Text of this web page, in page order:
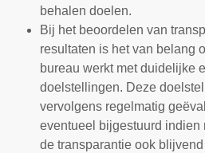
behalen doelen.
Bij het beoordelen van
resultaten is het van belang
bureau werkt met duidelijke
doelstellingen. Deze
vervolgens regelmatig
eventueel bijgestuurd indien
de transparantie ook